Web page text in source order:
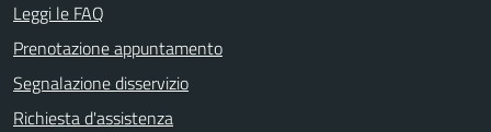
Leggi le FAQ
Prenotazione appuntamento
Segnalazione disservizio
Richiesta d'assistenza